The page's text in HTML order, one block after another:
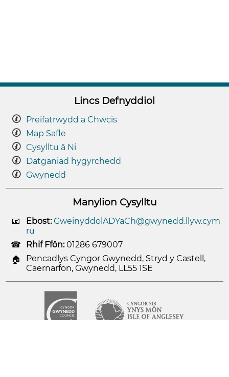
Lincs Defnyddiol
Preifatrwydd a Chwcis
Map Safle
Cysylltu â Ni
Datganiad hygyrchedd
Gwynedd
Manylion Cysylltu
Ebost: GweinyddolADYaCh@gwynedd.llyw.cym
ru
Rhif Ffôn:01286 679007
Pencadlys Cyngor Gwynedd, Stryd y Castell,
Caernarfon, Gwynedd, LL55 1SE